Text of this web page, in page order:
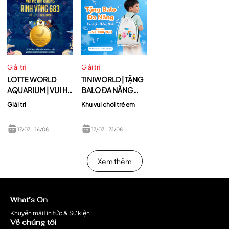
Giải trí
LOTTE WORLD
AQUARIUM | VUI HÈ
ĐẠI DƯƠNG – RINH
KHI BẤM TRÚNG
6:83s
Giải trí
17/07- 16/08
Giải trí
TINIWORLD | TẶNG
BALO ĐA NĂNG
TIỆN LỢI – CHỐNG
Khu vui chơi trẻ em
17/07- 31/08
Xem thêm
What’s On
Khuyến mãiTin tức & Sự kiện
Về chúng tôi